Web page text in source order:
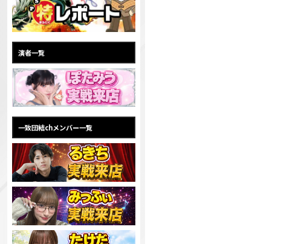
演者一覧
一致団結chメンバー一覧